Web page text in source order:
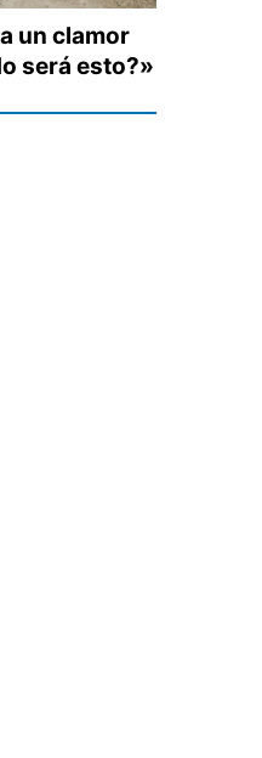
un clamor
será esto?»